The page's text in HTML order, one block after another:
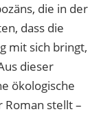
die in der
dass die
mit sich bringt,
dieser
ökologische
stellt –